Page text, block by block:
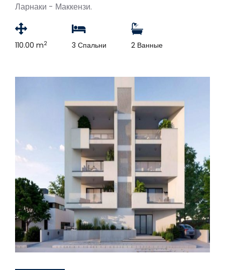
Ларнаки - Маккензи.
110.00 m2 3 Спальни 2 Ванные